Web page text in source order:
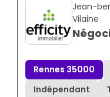
Jean-
Vilaine
Rennes 35000
Indépendant